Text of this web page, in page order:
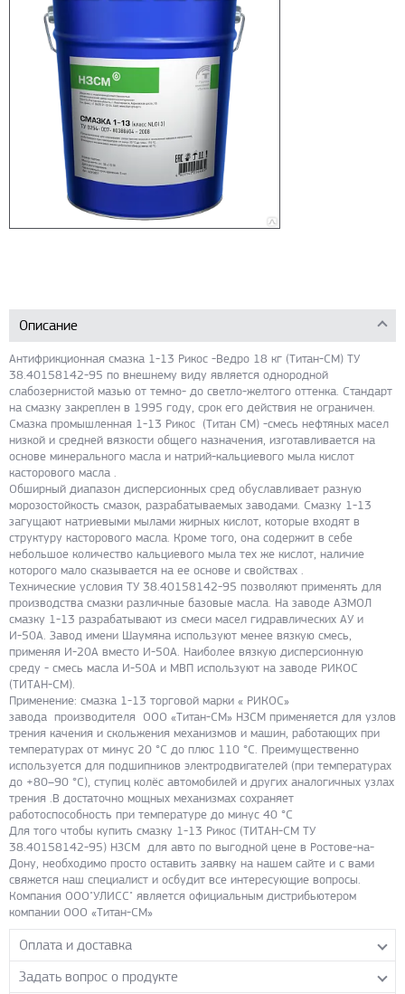
Описание
Антифрикционная смазка 1-13 Рикос -Ведро 18 кг (Титан-СМ) ТУ
38.40158142-95 по внешнему виду является однородной
слабозернистой мазью от темно- до светло-желтого оттенка. Стандарт
на смазку закреплен в 1995 году, срок его действия не ограничен.
Смазка промышленная 1-13 Рикос (Титан СМ) -смесь нефтяных масел
низкой и средней вязкости общего назначения, изготавливается на
основе минерального масла и натрий-кальциевого мыла кислот
касторового масла .
Обширный диапазон дисперсионных сред обуславливает разную
морозостойкость смазок, разрабатываемых заводами. Смазку 1-13
загущают натриевыми мылами жирных кислот, которые входят в
структуру касторового масла. Кроме того, она содержит в себе
небольшое количество кальциевого мыла тех же кислот, наличие
которого мало сказывается на ее основе и свойствах .
Технические условия ТУ 38.40158142-95 позволяют применять для
производства смазки различные базовые масла. На заводе АЗМОЛ
смазку 1-13 разрабатывают из смеси масел гидравлических АУ и
И-50А. Завод имени Шаумяна используют менее вязкую смесь,
применяя И-20А вместо И-50А. Наиболее вязкую дисперсионную
среду - смесь масла И-50А и МВП используют на заводе РИКОС
(ТИТАН-СМ).
Применение: смазка 1-13 торговой марки « РИКОС»
завода производителя ООО «Титан-СМ» НЗСМ применяется для узлов
трения качения и скольжения механизмов и машин, работающих при
температурах от минус 20 °С до плюс 110 °С. Преимущественно
используется для подшипников электродвигателей (при температурах
до +80–90 °С), ступиц колёс автомобилей и других аналогичных узлах
трения .В достаточно мощных механизмах сохраняет
работоспособность при температуре до минус 40 °С
Для того чтобы купить смазку 1-13 Рикос (ТИТАН-СМ ТУ
38.40158142-95) НЗСМ для авто по выгодной цене в Ростове-на-
Дону, необходимо просто оставить заявку на нашем сайте и с вами
свяжется наш специалист и осбудит все интересующие вопросы.
Компания ООО"УЛИСС" является официальным дистрибьютером
компании ООО «Титан-СМ»
Оплата и доставка
Самовывоз с нашего склада
Задать вопрос о продукте